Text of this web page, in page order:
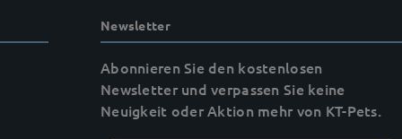
Newsletter
Abonnieren Sie den kostenlosen
Newsletter und verpassen Sie keine
Neuigkeit oder Aktion mehr von KT-Pets.